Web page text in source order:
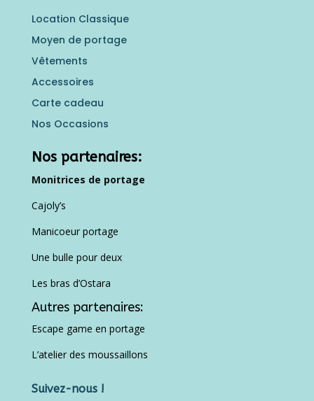
Location Classique
Moyen de portage
Vêtements
Accessoires
Carte cadeau
Nos Occasions
Nos partenaires:
Monitrices de portage
Cajoly’s
Manicoeur portage
Une bulle pour deux
Les bras d’Ostara
Autres partenaires:
Escape game en portage
L’atelier des moussaillons
Suivez-nous !